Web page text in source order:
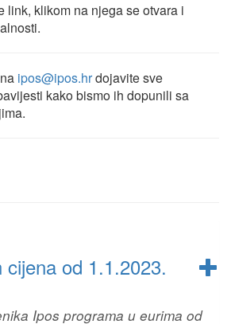
link, klikom na njega se otvara i
ipos@ipos.hrdojavite sve
kako bismo ih dopunili sa
cijena od 1.1.2023.
Ipos programa u eurima od